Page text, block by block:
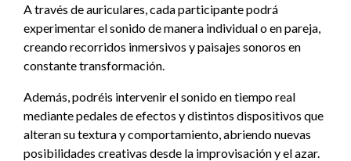
A través de auriculares, cada participante podrá
experimentar el sonido de manera individual o en pareja,
creando recorridos inmersivos y paisajes sonoros en
constante transformación.
Además, podréis intervenir el sonido en tiempo real
mediante pedales de efectos y distintos dispositivos que
alteran su textura y comportamiento, abriendo nuevas
posibilidades creativas desde la improvisación y el azar.